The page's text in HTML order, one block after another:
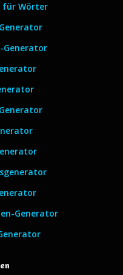
für Wörter
Generator
Generator